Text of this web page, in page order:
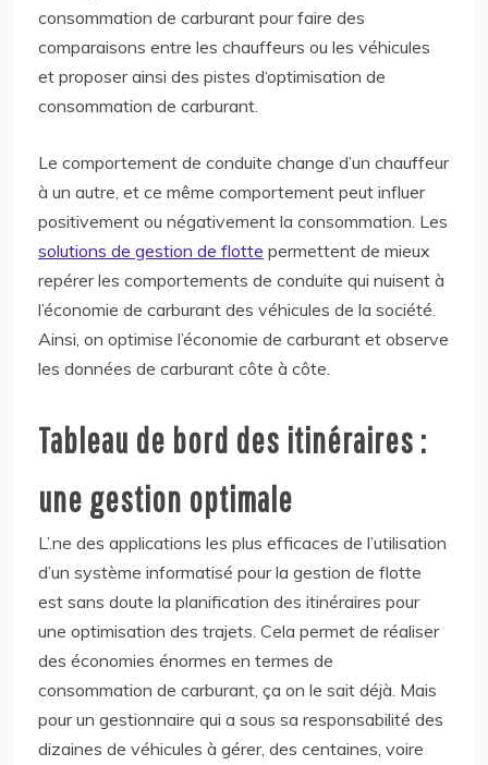
consommation de carburant pour faire des
comparaisons entre les chauffeurs ou les véhicules
et proposer ainsi des pistes d‘optimisation de
consommation de carburant.
Le comportement de conduite change d’un chauffeur
à un autre, et ce même comportement peut influer
positivement ou négativement la consommation. Les
solutions de gestion de flotte permettent de mieux
repérer les comportements de conduite qui nuisent à
l’économie de carburant des véhicules de la société.
Ainsi, on optimise l’économie de carburant et observe
les données de carburant côte à côte.
Tableau de bord des itinéraires :
une gestion optimale
L’.ne des applications les plus efficaces de l’utilisation
d’un système informatisé pour la gestion de flotte
est sans doute la planification des itinéraires pour
une optimisation des trajets. Cela permet de réaliser
des économies énormes en termes de
consommation de carburant, ça on le sait déjà. Mais
pour un gestionnaire qui a sous sa responsabilité des
dizaines de véhicules à gérer, des centaines, voire